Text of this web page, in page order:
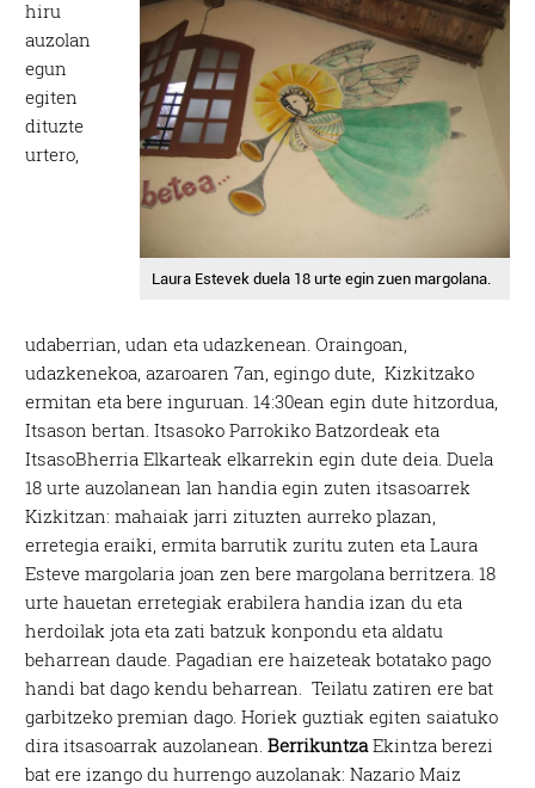
Laura Estevek duela 18 urte egin zuen margolana.
hiru
auzolan
egun
egiten
dituzte
urtero,
udaberrian, udan eta udazkenean. Oraingoan,
udazkenekoa, azaroaren 7an, egingo dute, Kizkitzako
ermitan eta bere inguruan. 14:30ean egin dute hitzordua,
Itsason bertan. Itsasoko Parrokiko Batzordeak eta
ItsasoBherria Elkarteak elkarrekin egin dute deia. Duela
18 urte auzolanean lan handia egin zuten itsasoarrek
Kizkitzan: mahaiak jarri zituzten aurreko plazan,
erretegia eraiki, ermita barrutik zuritu zuten eta Laura
Esteve margolaria joan zen bere margolana berritzera. 18
urte hauetan erretegiak erabilera handia izan du eta
herdoilak jota eta zati batzuk konpondu eta aldatu
beharrean daude. Pagadian ere haizeteak botatako pago
handi bat dago kendu beharrean. Teilatu zatiren ere bat
garbitzeko premian dago. Horiek guztiak egiten saiatuko
dira itsasoarrak auzolanean.BerrikuntzaEkintza berezi
bat ere izango du hurrengo auzolanak: Nazario Maiz